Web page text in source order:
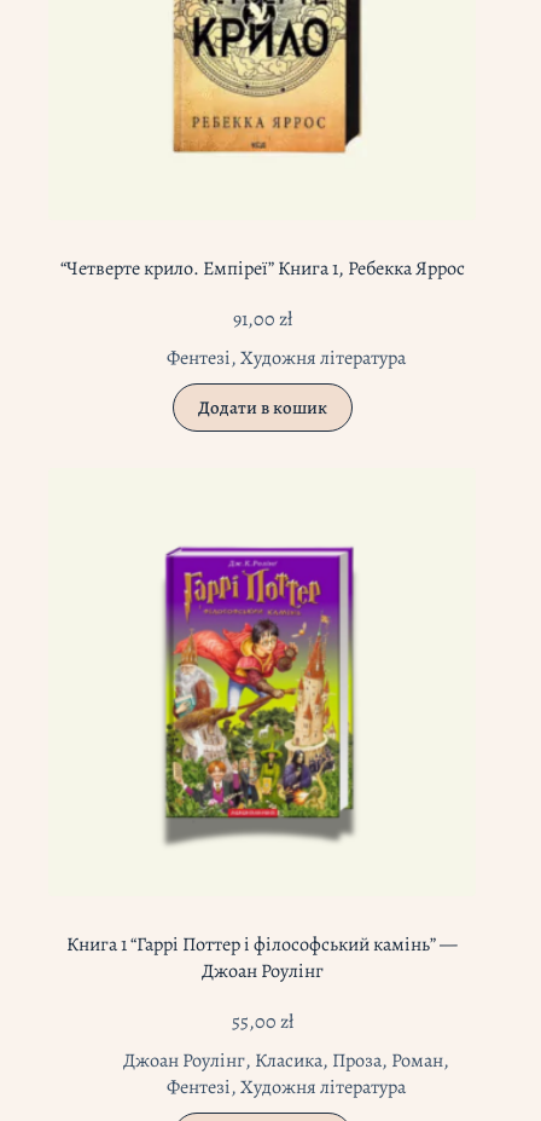
“Четверте крило. Емпіреї” Книга 1, Ребекка Яррос
91,00zł
Фентезі,Художня література
Додати в кошик
Книга 1 “Гаррі Поттер і філософський камінь” —
Джоан Роулінг
55,00zł
Джоан Роулінг, Класика, Проза, Роман,
Фентезі,Художня література